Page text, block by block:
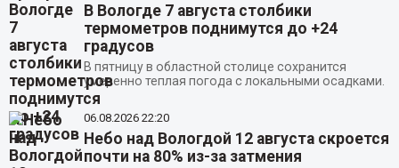
В Вологде 7 августа столбики
термометров поднимутся до +24
градусов
В пятницу в областной столице сохранится
умеренно теплая погода с локальными осадками.
06.08.2026 22:20
Небо над Вологдой 12 августа скроется
почти на 80% из-за затмения